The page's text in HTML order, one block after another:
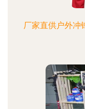
厂家直供户外冲